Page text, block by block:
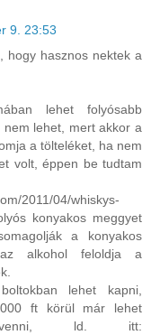
9. 23:53
hogy hasznos nektek a
lehet folyósabb
lehet, mert akkor a
a tölteléket, ha nem
volt, éppen be tudtam
2011/04/whiskys-
konyakos meggyet
a konyakos
az alkohol feloldja a
lehet kapni,
ft körül már lehet
venni, ld. itt: